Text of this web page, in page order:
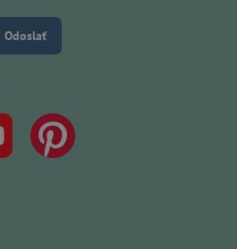
Odoslať